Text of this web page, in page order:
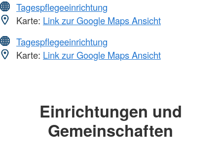
Tagespflegeeinrichtung
Karte: Link zur Google Maps Ansicht
Tagespflegeeinrichtung
Karte: Link zur Google Maps Ansicht
Einrichtungen und
Gemeinschaften